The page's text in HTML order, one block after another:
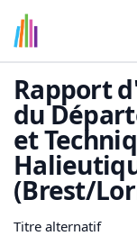
Rapport
du
et
(Brest/
Titre alternatif